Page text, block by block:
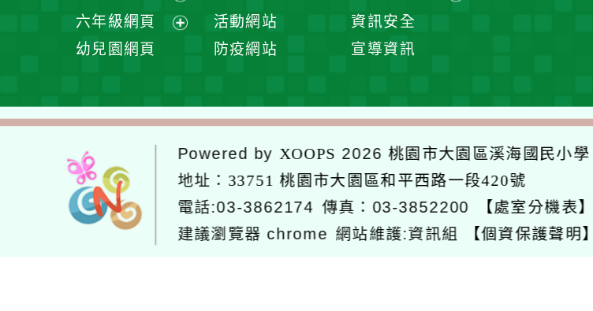
選
單
選
展
六年級網頁
單
幼兒園網頁
活動網站
防疫網站
資訊安全
宣導資訊
Powered by XOOPS 2026桃園市大園區溪海國民小學
地址： 33751 桃園市大園區和平西路一段420號
電話:03-3862174 傳真：03-3852200 【處室分機表】
建議瀏覽器 chrome 網站維護:資訊組 【個資保護聲明】